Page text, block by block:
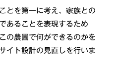
とを第一に考え、家族との
あることを表現するため
の農園で何ができるのかを
イト設計の見直しを行いま